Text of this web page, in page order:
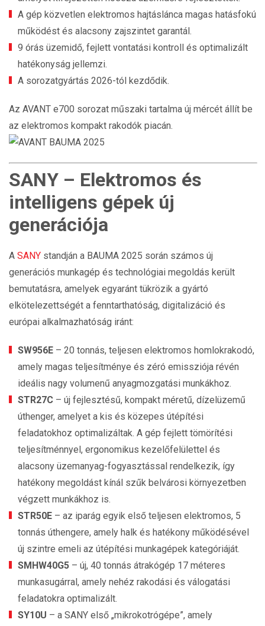
A gép közvetlen elektromos hajtáslánca magas hatásfokú
működést és alacsony zajszintet garantál.
9 órás üzemidő, fejlett vontatási kontroll és optimalizált
hatékonyság jellemzi.
A sorozatgyártás 2026-tól kezdődik.
Az AVANT e700 sorozat műszaki tartalma új mércét állít be
az elektromos kompakt rakodók piacán.
SANY – Elektromos és
intelligens gépek új
generációja
A SANY standján a BAUMA 2025 során számos új
generációs munkagép és technológiai megoldás került
bemutatásra, amelyek egyaránt tükrözik a gyártó
elkötelezettségét a fenntarthatóság, digitalizáció és
európai alkalmazhatóság iránt:
SW956E – 20 tonnás, teljesen elektromos homlokrakodó,
amely magas teljesítménye és zéró emissziója révén
ideális nagy volumenű anyagmozgatási munkákhoz.
STR27C – új fejlesztésű, kompakt méretű, dízelüzemű
úthenger, amelyet a kis és közepes útépítési
feladatokhoz optimalizáltak. A gép fejlett tömörítési
teljesítménnyel, ergonomikus kezelőfelülettel és
alacsony üzemanyag-fogyasztással rendelkezik, így
hatékony megoldást kínál szűk belvárosi környezetben
végzett munkákhoz is.
STR50E – az iparág egyik első teljesen elektromos, 5
tonnás úthengere, amely halk és hatékony működésével
új szintre emeli az útépítési munkagépek kategóriáját.
SMHW40G5 – új, 40 tonnás átrakógép 17 méteres
munkasugárral, amely nehéz rakodási és válogatási
feladatokra optimalizált.
SY10U – a SANY első „mikrokotrógépe”, amely